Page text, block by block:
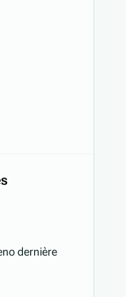
dernière